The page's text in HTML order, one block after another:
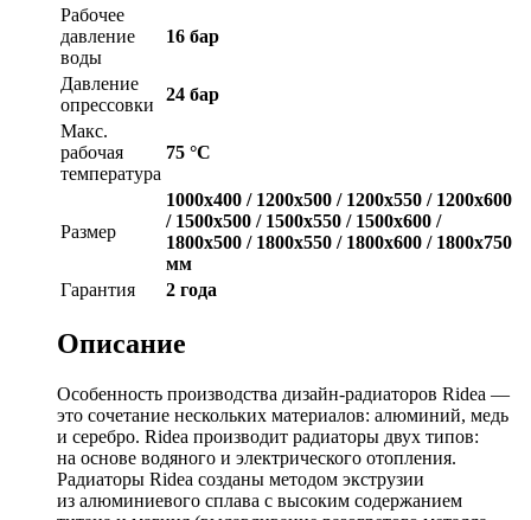
Рабочее
давление
воды
16 бар
Давление
опрессовки
24 бар
Макс.
рабочая
температура
75 °С
Размер
1000x400 / 1200x500 / 1200x550 / 1200x600
/ 1500x500 / 1500x550 / 1500x600 /
1800x500 / 1800x550 / 1800x600 / 1800x750
мм
Гарантия
2 года
Описание
Особенность производства дизайн-радиаторов Ridea —
это сочетание нескольких материалов: алюминий, медь
и серебро. Ridea производит радиаторы двух типов:
на основе водяного и электрического отопления.
Радиаторы Ridea созданы методом экструзии
из алюминиевого сплава с высоким содержанием